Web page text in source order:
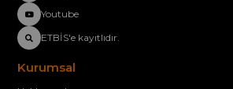
Youtube
ETBİS'e kayıtlıdır.
Kurumsal